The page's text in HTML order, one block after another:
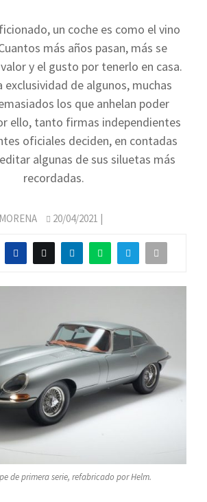
un coche es como el vino
más años pasan, más se
y el gusto por tenerlo en casa.
exclusividad de algunos, muchas
los que anhelan poder
ello, tanto firmas independientes
oficiales deciden, en contadas
algunas de sus siluetas más
recordadas.
20/04/2021 |
de primera serie, refabricado por Helm.